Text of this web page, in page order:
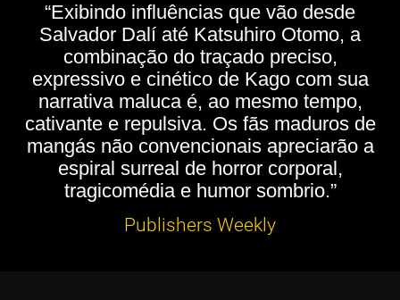
“Exibindo influências que vão desde
Salvador Dalí até Katsuhiro Otomo, a
combinação do traçado preciso,
expressivo e cinético de Kago com sua
narrativa maluca é, ao mesmo tempo,
cativante e repulsiva. Os fãs maduros de
mangás não convencionais apreciarão a
espiral surreal de horror corporal,
tragicomédia e humor sombrio.”
Publishers Weekly